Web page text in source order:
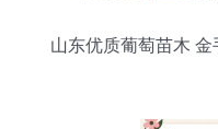
山东优质葡萄苗木